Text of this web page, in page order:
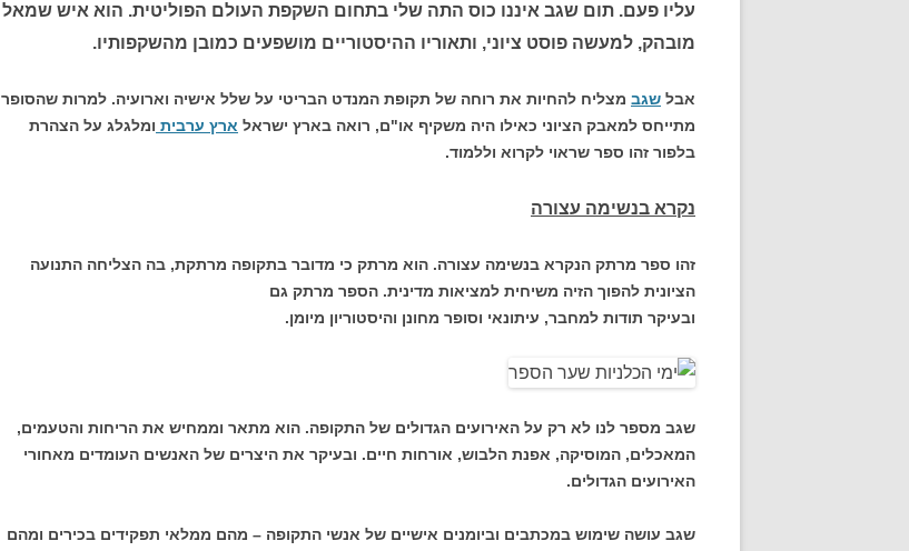
עליו פעם. תום שגב איננו כוס התה שלי בתחום השקפת העולם הפוליטית. הוא איש שמאל
מובהק, למעשה פוסט ציוני, ותאוריו ההיסטוריים מושפעים כמובן מהשקפותיו.
אבל שגב מצליח להחיות את רוחה של תקופת המנדט הבריטי על שלל אישיה וארועיה. למרות שהסופר
מתייחס למאבק הציוני כאילו היה משקיף או"ם, רואה בארץ ישראל ארץ ערבית ומלגלג על הצהרת
בלפור זהו ספר שראוי לקרוא וללמוד.
נקרא בנשימה עצורה
זהו ספר מרתק הנקרא בנשימה עצורה. הוא מרתק כי מדובר בתקופה מרתקת, בה הצליחה התנועה
הציונית להפוך הזיה משיחית למציאות מדינית. הספר מרתק גם
ובעיקר תודות למחבר, עיתונאי וסופר מחונן והיסטוריון מיומן.
שגב מספר לנו לא רק על האירועים הגדולים של התקופה. הוא מתאר וממחיש את הריחות והטעמים,
המאכלים, המוסיקה, אפנת הלבוש, אורחות חיים. ובעיקר את היצרים של האנשים העומדים מאחורי
האירועים הגדולים.
שגב עושה שימוש במכתבים וביומנים אישיים של אנשי התקופה – מהם ממלאי תפקידים בכירים ומהם